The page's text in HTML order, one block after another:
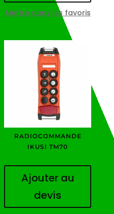
Mettre dans les favoris
RADIOCOMMANDE
IKUSI TM70
Ajouter au
devis